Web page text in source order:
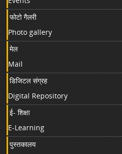
फोटो गैलरी
Photo gallery
मेल
Mail
डिजिटल संग्रह
Digital Repository
ई- शिक्षा
E-Learning
पुस्तकालय